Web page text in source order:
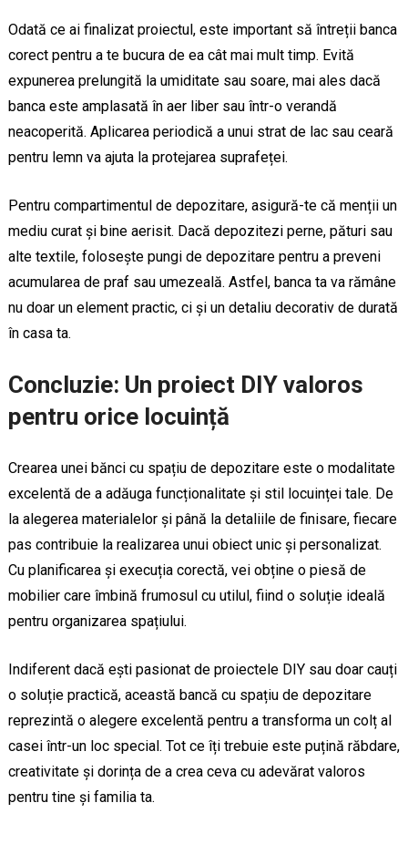
Odată ce ai finalizat proiectul, este important să întreții banca
corect pentru a te bucura de ea cât mai mult timp. Evită
expunerea prelungită la umiditate sau soare, mai ales dacă
banca este amplasată în aer liber sau într-o verandă
neacoperită. Aplicarea periodică a unui strat de lac sau ceară
pentru lemn va ajuta la protejarea suprafeței.
Pentru compartimentul de depozitare, asigură-te că menții un
mediu curat și bine aerisit. Dacă depozitezi perne, pături sau
alte textile, folosește pungi de depozitare pentru a preveni
acumularea de praf sau umezeală. Astfel, banca ta va rămâne
nu doar un element practic, ci și un detaliu decorativ de durată
în casa ta.
Concluzie: Un proiect DIY valoros
pentru orice locuință
Crearea unei bănci cu spațiu de depozitare este o modalitate
excelentă de a adăuga funcționalitate și stil locuinței tale. De
la alegerea materialelor și până la detaliile de finisare, fiecare
pas contribuie la realizarea unui obiect unic și personalizat.
Cu planificarea și execuția corectă, vei obține o piesă de
mobilier care îmbină frumosul cu utilul, fiind o soluție ideală
pentru organizarea spațiului.
Indiferent dacă ești pasionat de proiectele DIY sau doar cauți
o soluție practică, această bancă cu spațiu de depozitare
reprezintă o alegere excelentă pentru a transforma un colț al
casei într-un loc special. Tot ce îți trebuie este puțină răbdare,
creativitate și dorința de a crea ceva cu adevărat valoros
pentru tine și familia ta.